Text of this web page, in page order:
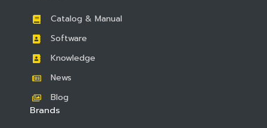
Catalog & Manual
Software
Knowledge
News
Blog
Brands